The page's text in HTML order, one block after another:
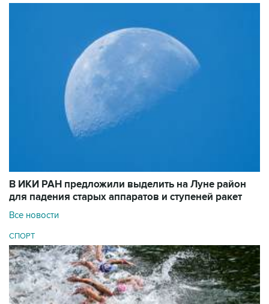
В ИКИ РАН предложили выделить на Луне район
для падения старых аппаратов и ступеней ракет
Все новости
СПОРТ